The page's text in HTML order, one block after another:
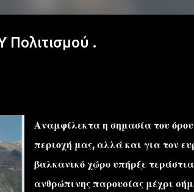
''ΜΑΓΕΜΕΝΕΣ'' /PROJECT
Πολιτισμού .
Αναμφίλεκτα η σημασία του
περιοχή μας, αλλά και για τον
βαλκανικό χώρο υπήρξε
ανθρώπινης παρουσίας μέχρι